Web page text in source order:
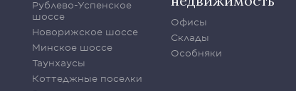
Рублево-Успенское
шоссе
Новорижское шоссе
Минское шоссе
Таунхаусы
Коттеджные поселки
Офисы
Склады
Особняки